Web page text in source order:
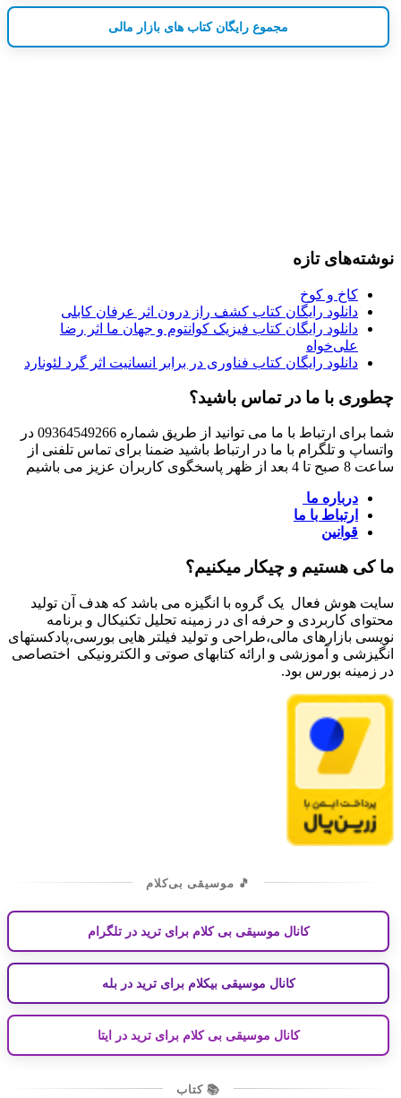
مجموع رایگان کتاب های بازار مالی
نوشته‌های تازه
کاخ و کوخ
دانلود رایگان کتاب کشف راز درون اثر عرفان کابلی
دانلود رایگان کتاب فیزیک کوانتوم و جهان ما اثر رضا
علی‌خواه
دانلود رایگان کتاب فناوری در برابر انسانیت اثر گرد لئونارد
چطوری با ما در تماس باشید؟
شما برای ارتباط با ما می توانید از طریق شماره 09364549266 در
واتساپ و تلگرام با ما در ارتباط باشید ضمنا برای تماس تلفنی از
ساعت 8 صبح تا 4 بعد از ظهر پاسخگوی کاربران عزیز می باشیم
درباره ما
ارتباط با ما
قوانین
ما کی هستیم و چیکار میکنیم؟
سایت هوش فعال یک گروه با انگیزه می باشد که هدف آن تولید
محتوای کاربردی و حرفه ای در زمینه تحلیل تکنیکال و برنامه
نویسی بازارهای مالی،طراحی و تولید فیلتر هایی بورسی،پادکستهای
انگیزشی و آموزشی و ارائه کتابهای صوتی و الکترونیکی اختصاصی
در زمینه بورس بود.
🎵 موسیقی بی‌کلام
کانال موسیقی بی کلام برای ترید در تلگرام
کانال موسیقی بیکلام برای ترید در بله
کانال موسیقی بی کلام برای ترید در ایتا
📚 کتاب